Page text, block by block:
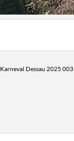
Karneval Dessau 2025 003